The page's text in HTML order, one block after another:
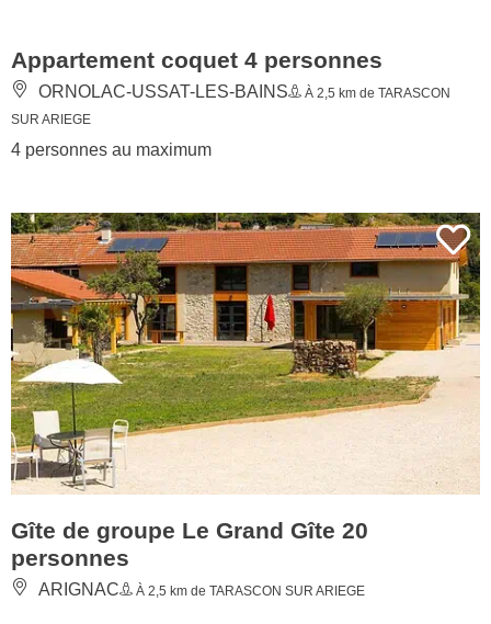
Appartement coquet 4 personnes
ORNOLAC-USSAT-LES-BAINS
À 2,5 km de TARASCON
SUR ARIEGE
4 personnes au maximum
Gîte de groupe Le Grand Gîte 20
personnes
ARIGNAC À 2,5 km de TARASCON SUR ARIEGE